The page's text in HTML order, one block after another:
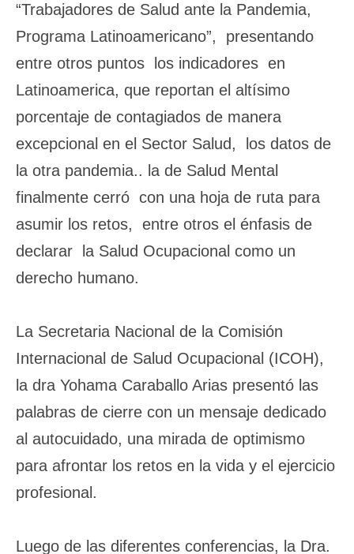
“Trabajadores de Salud ante la Pandemia,
Programa Latinoamericano”, presentando
entre otros puntos los indicadores en
Latinoamerica, que reportan el altísimo
porcentaje de contagiados de manera
excepcional en el Sector Salud, los datos de
la otra pandemia.. la de Salud Mental
finalmente cerró con una hoja de ruta para
asumir los retos, entre otros el énfasis de
declarar la Salud Ocupacional como un
derecho humano.
La Secretaria Nacional de la Comisión
Internacional de Salud Ocupacional (ICOH),
la dra Yohama Caraballo Arias presentó las
palabras de cierre con un mensaje dedicado
al autocuidado, una mirada de optimismo
para afrontar los retos en la vida y el ejercicio
profesional.
Luego de las diferentes conferencias, la Dra.